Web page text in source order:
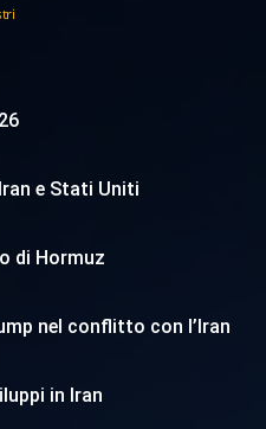
e Stati Uniti
di Hormuz
nel conflitto con l’Iran
in Iran